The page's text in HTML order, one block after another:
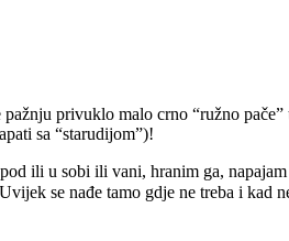
privuklo malo crno “ružno pače”
sa “starudijom”)!
ili u sobi ili vani, hranim ga,
se nađe tamo gdje ne treba i kad